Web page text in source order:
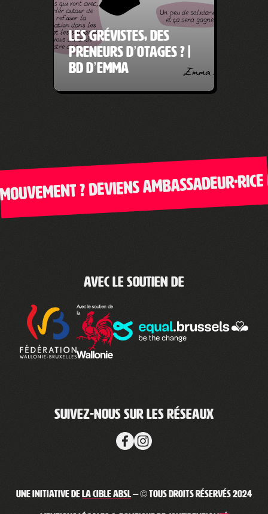
Les grévistes, des
preneurs d’otages ? |
BD d’Emma
? Deviens ambassadeur·rice
Avec le soutien de
Suivez-nous sur les réseaux
Une initiative deLa Cible ABSL– © Tous droits réservés 2024